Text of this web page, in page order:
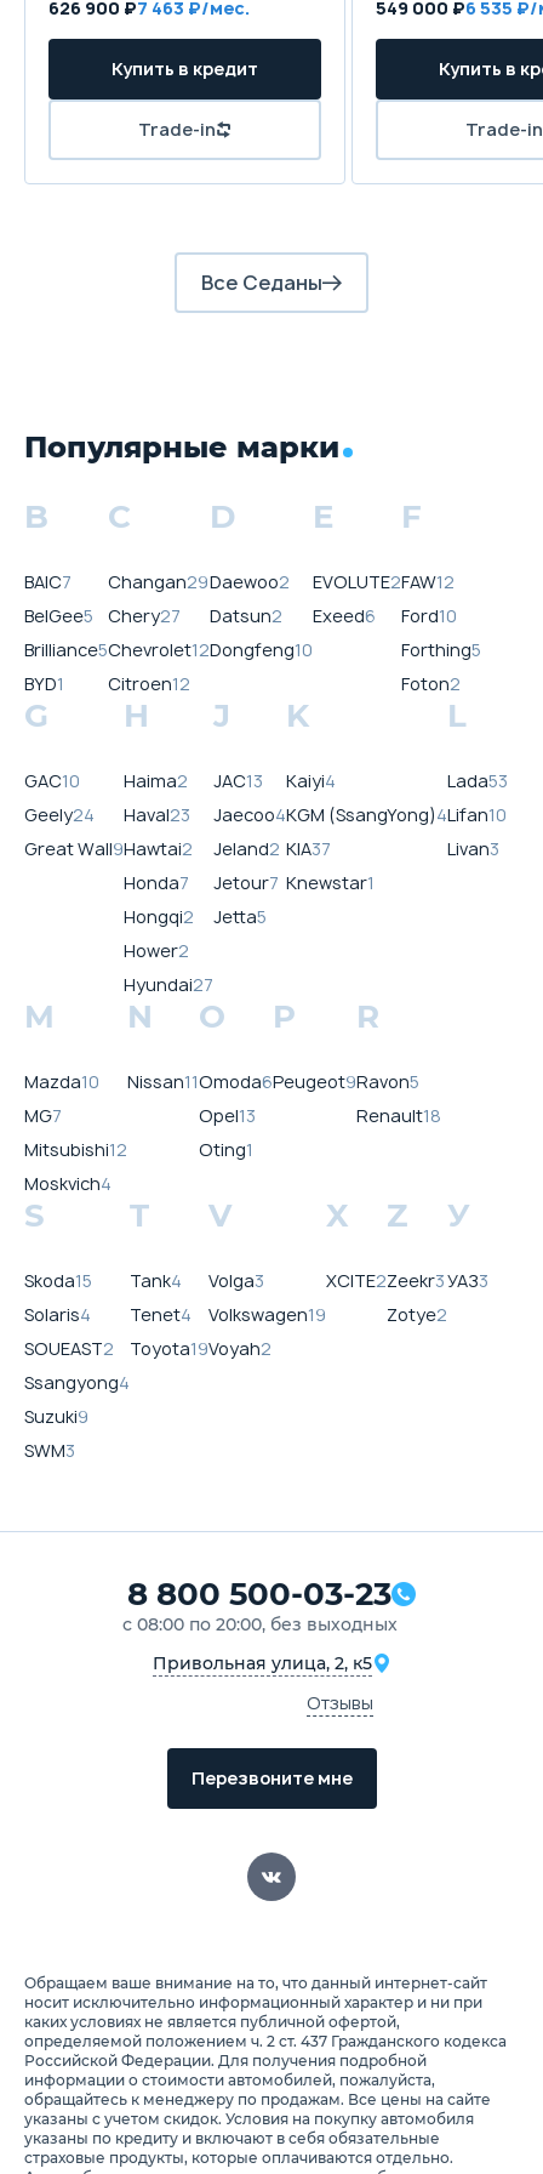
Дисковые
Задние тормоза
626 900 ₽7 463 ₽/мес.
Купить в кредит
Trade-in
549 000 ₽6 535
Купить в
Trade-in
Все Седаны
Популярные марки
B
BAIC7
BelGee5
Brilliance5
BYD1
C
Changan29
Chery27
Chevrolet12
Citroen12
D
Daewoo2
Datsun2
Dongfeng10
E
EVOLUTE2
Exeed6
F
FAW12
Ford10
Forthing5
Foton2
G
GAC10
Geely24
Great Wall9
H
Haima2
Haval23
Hawtai2
Honda7
Hongqi2
Hower2
Hyundai27
J
JAC13
Jaecoo4
Jeland2
Jetour7
Jetta5
K
Kaiyi4
KGM (SsangYong)4
KIA37
Knewstar1
L
Lada53
Lifan10
Livan3
M
Mazda10
MG7
Mitsubishi12
Moskvich4
N
Nissan11
O
Omoda6
Opel13
Oting1
P
Peugeot9
R
Ravon5
Renault18
S
Skoda15
Solaris4
SOUEAST2
Ssangyong4
Suzuki9
SWM3
T
Tank4
Tenet4
Toyota19
V
Volga3
Volkswagen19
Voyah2
X
XCITE2
Z
Zeekr3
Zotye2
У
УАЗ3
8 800 500-03-23
с 08:00 по 20:00, без выходных
Привольная улица, 2, к5
Отзывы
Перезвоните мне
Обращаем ваше внимание на то, что данный интернет-сайт
носит исключительно информационный характер и ни при
каких условиях не является публичной офертой,
определяемой положением ч. 2 ст. 437 Гражданского кодекса
Российской Федерации. Для получения подробной
информации о стоимости автомобилей, пожалуйста,
обращайтесь к менеджеру по продажам. Все цены на сайте
указаны с учетом скидок. Условия на покупку автомобиля
указаны по кредиту и включают в себя обязательные
страховые продукты, которые оплачиваются отдельно.